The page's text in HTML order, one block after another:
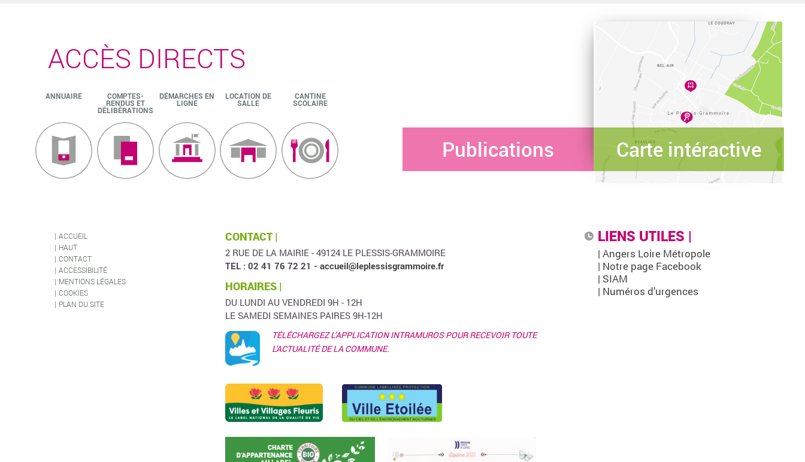
ACCÈS DIRECTS
ANNUAIRE COMPTES-
RENDUS ET
DÉLIBÉRATIONS
DÉMARCHES EN
LIGNE
LOCATION DE
SALLE
CANTINE
SCOLAIRE
Publications Carte intéractive
ACCUEIL
HAUT
CONTACT
ACCESSIBILITÉ
MENTIONS LÉGALES
COOKIES
PLAN DU SITE
CONTACT |
2 RUE DE LA MAIRIE - 49124 LE PLESSIS-GRAMMOIRE
TEL : 02 41 76 72 21 - accueil@leplessisgrammoire.fr
HORAIRES |
DU LUNDI AU VENDREDI 9H - 12H
LE SAMEDI SEMAINES PAIRES 9H-12H
TÉLÉCHARGEZ L’APPLICATION INTRAMUROS POUR RECEVOIR TOUTE
L'ACTUALITÉ DE LA COMMUNE.
LIENS UTILES |
| Angers Loire Métropole
| Notre page Facebook
| SIAM
| Numéros d’urgences